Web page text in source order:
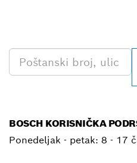
BOSCH KORISNIČKA
Ponedeljak - petak: 8 - 17